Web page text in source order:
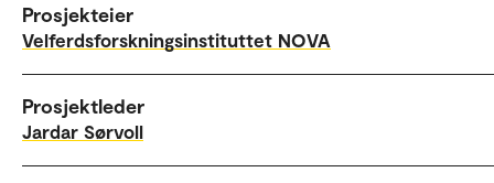
Prosjekteier
Velferdsforskningsinstituttet NOVA
Prosjektleder
Jardar Sørvoll